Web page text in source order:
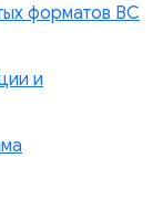
форматов BC
и